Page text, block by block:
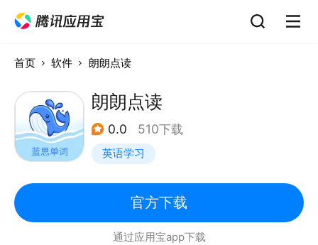
首页 软件 朗朗点读
朗朗点读
0.0 510下载
英语学习
官方下载
通过应用宝app下载